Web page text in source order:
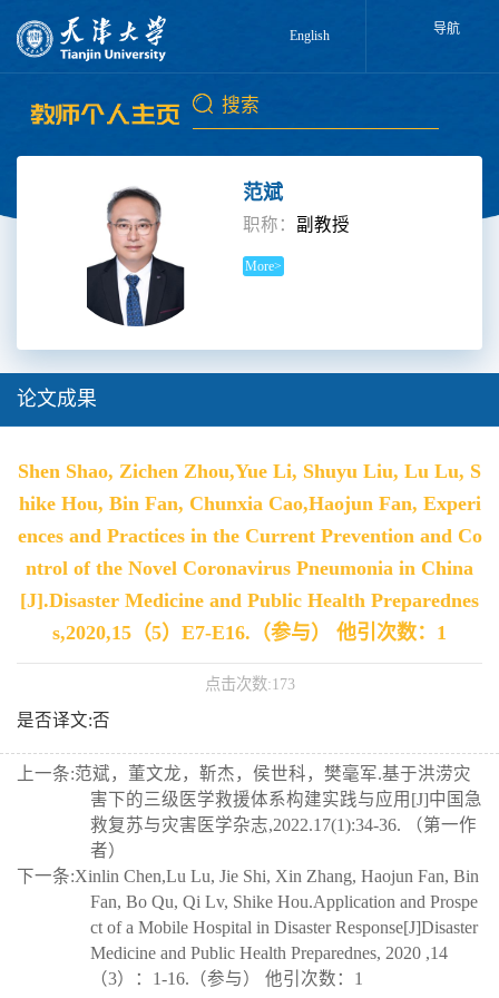
English 导航
范斌
职称： 副教授
More>
论文成果
Shen Shao, Zichen Zhou,Yue Li, Shuyu Liu, Lu Lu, S
hike Hou, Bin Fan, Chunxia Cao,Haojun Fan, Experi
ences and Practices in the Current Prevention and Co
ntrol of the Novel Coronavirus Pneumonia in China
[J].Disaster Medicine and Public Health Preparednes
s,2020,15（5）E7-E16.（参与） 他引次数：1
点击次数:173
是否译文:否
上一条:范斌，董文龙，靳杰，侯世科，樊毫军.基于洪涝灾
害下的三级医学救援体系构建实践与应用[J]中国急
救复苏与灾害医学杂志,2022.17(1):34-36. （第一作
者）
下一条:Xinlin Chen,Lu Lu, Jie Shi, Xin Zhang, Haojun Fan, Bin
Fan, Bo Qu, Qi Lv, Shike Hou.Application and Prospe
ct of a Mobile Hospital in Disaster Response[J]Disaster
Medicine and Public Health Preparednes, 2020 ,14
（3）：1-16.（参与） 他引次数：1